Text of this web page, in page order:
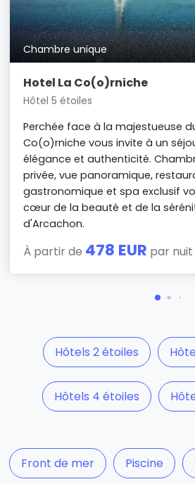
Chambre unique
Hotel La Co(o)rniche
Hôtel 5 étoiles
Perchée face à la majestueuse
Co(o)rniche vous invite à un
élégance et authenticité.
privée, vue panoramique,
gastronomique et spa exclusif
cœur de la beauté et de la
d'Arcachon.
À partir de 478 EUR par nuit
Hôtels 2 étoiles
Hôtels 4 étoiles
Front de mer Piscine